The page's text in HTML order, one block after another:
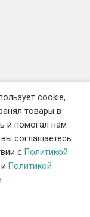
напольных
cookie,
товары в
и помогал нам
соглашаетесь
с Политикой
и Политикой
.